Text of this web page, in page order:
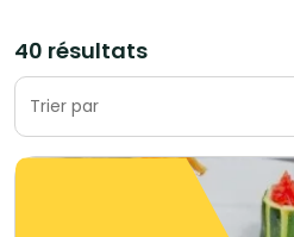
40 résultats
Trier par